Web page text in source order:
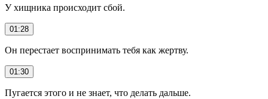
У хищника происходит сбой.
01:28
Он перестает воспринимать тебя как жертву.
01:30
Пугается этого и не знает, что делать дальше.